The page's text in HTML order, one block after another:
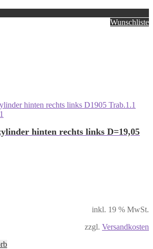
Wunschliste
hinten rechts links D=19,05
inkl. 19 % MwSt.
zzgl. Versandkosten